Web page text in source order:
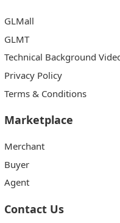
GLMall
GLMT
Technical Background
Privacy Policy
Terms & Conditions
Marketplace
Merchant
Buyer
Agent
Contact Us